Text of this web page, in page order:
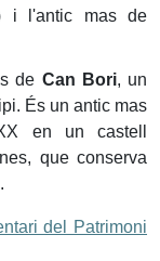
i l'antic mas de
de Can Bori, un
És un antic mas
en un castell
que conserva
del Patrimoni